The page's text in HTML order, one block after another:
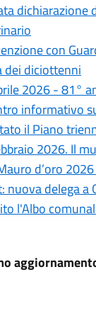
dichiarazione
con
dei diciottenni
2026 - 81°
informativo
il Piano
2026. Il
d’oro
nuova delega a
l'Albo